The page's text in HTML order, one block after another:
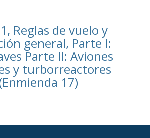
Reglas de vuelo y
general, Parte I:
Parte II: Aviones
y turborreactores
(Enmienda 17)